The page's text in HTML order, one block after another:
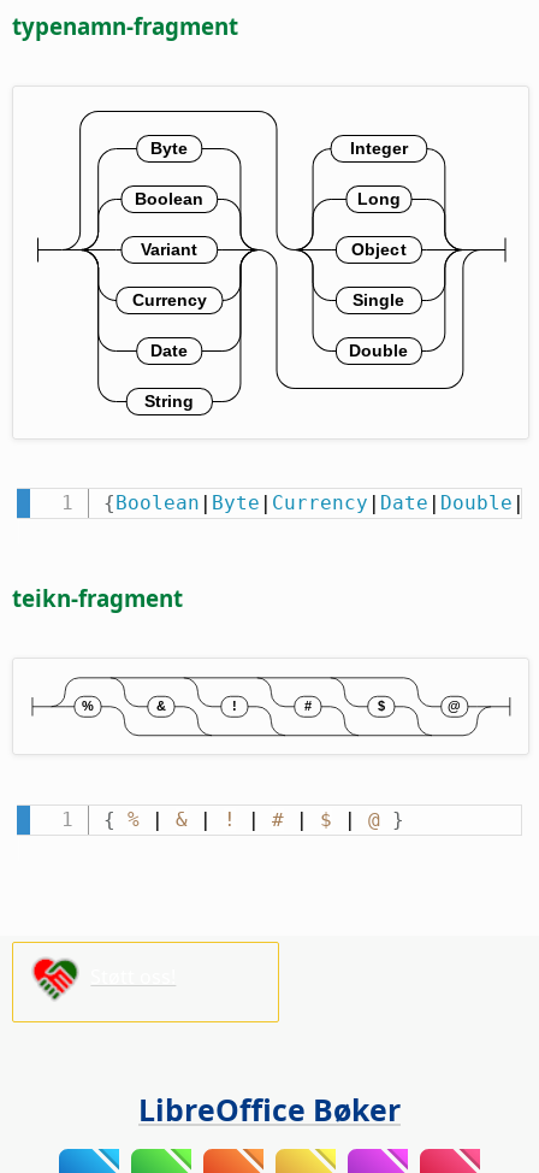
typenamn-fragment
{ Boolean Byte Currency Date Double
teikn-fragment
{ % | & | ! | # | $ | @ }
LibreOffice Bøker